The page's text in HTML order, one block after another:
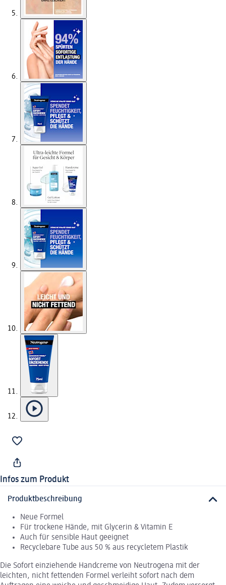
Infos zum Produkt
Produktbeschreibung
Neue Formel
Für trockene Hände, mit Glycerin & Vitamin E
Auch für sensible Haut geeignet
Recyclebare Tube aus 50 % aus recycletem Plastik
Die Sofort einziehende Handcreme von Neutrogena mit der
leichten, nicht fettenden Formel verleiht sofort nach dem